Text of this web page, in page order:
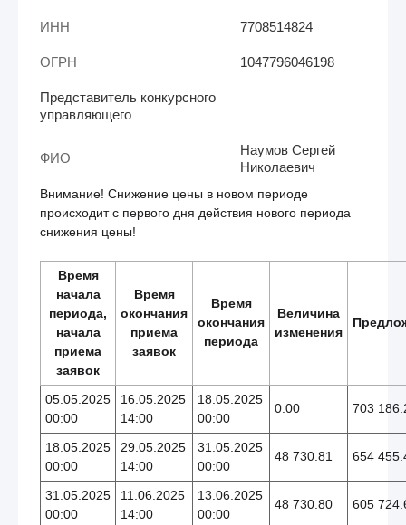
ИНН 7708514824
ОГРН 1047796046198
Представитель конкурсного
управляющего
ФИО
Наумов Сергей
Николаевич
Внимание! Снижение цены в новом периоде
происходит с первого дня действия нового периода
снижения цены!
Время
начала
периода,
начала
приема
заявок
Время
окончания
приема
заявок
Время
окончания
периода
Величина
изменения
05.05.2025
00:00
16.05.2025
14:00
18.05.2025
00:00
0.00 703
18.05.2025
00:00
29.05.2025
14:00
31.05.2025
00:00
48 730.81 654
31.05.2025
00:00
11.06.2025
14:00
13.06.2025
00:00
48 730.80 605